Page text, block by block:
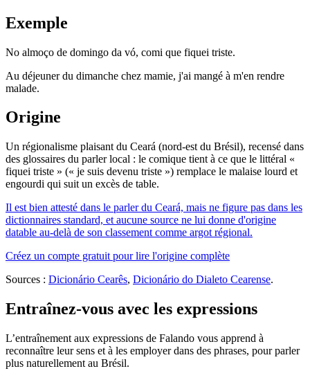
Exemple
No almoço de domingo da vó, comi que fiquei triste.
Au déjeuner du dimanche chez mamie, j'ai mangé à m'en rendre
malade.
Origine
Un régionalisme plaisant du Ceará (nord-est du Brésil), recensé dans
des glossaires du parler local : le comique tient à ce que le littéral «
fiquei triste » (« je suis devenu triste ») remplace le malaise lourd et
engourdi qui suit un excès de table.
Il est bien attesté dans le parler du Ceará, mais ne figure pas dans les
dictionnaires standard, et aucune source ne lui donne d'origine
datable au-delà de son classement comme argot régional.
Créez un compte gratuit pour lire l'origine complète
Sources : Dicionário Cearês, Dicionário do Dialeto Cearense.
Entraînez-vous avec les expressions
L’entraînement aux expressions de Falando vous apprend à
reconnaître leur sens et à les employer dans des phrases, pour parler
plus naturellement au Brésil.